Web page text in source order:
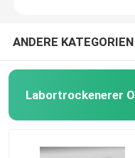
ANDERE
Labortrockenerer